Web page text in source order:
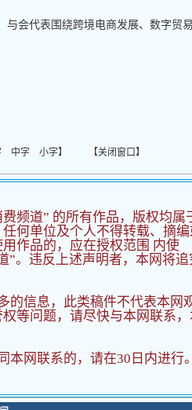
会代表围绕跨境电商发展、数字贸
中字 小字】 【关闭窗口】
频道” 的所有作品，版权均属
何单位及个人不得转载、摘
作品的，应在授权范围 内使
”。违反上述声明者，本网将追
的信息，此类稿件不代表本网
等问题，请尽快与本网联系
本网联系的，请在30日内进行。